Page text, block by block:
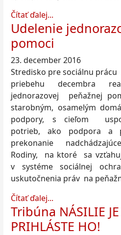
Čítať ďalej...
Udelenie
pomoci
23. december 2016
Stredisko pre sociálnu prácu
priebehu decembra
jednorazovej peňažnej
starobným, osamelým
podpory, s cieľom
potrieb, ako podpora
prekonanie
Rodiny, na ktoré sa
v systéme sociálnej
uskutočnenia práv na
Čítať ďalej...
Tribúna NÁSILIE
PRIHLÁSTE HO!